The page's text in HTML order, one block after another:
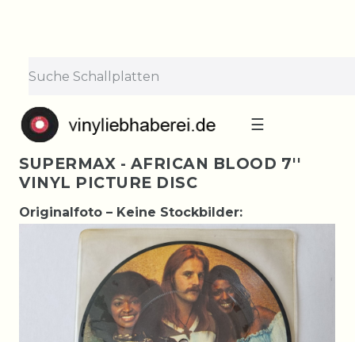
☰
SUPERMAX - AFRICAN BLOOD 7''
VINYL PICTURE DISC
Originalfoto – Keine Stockbilder: